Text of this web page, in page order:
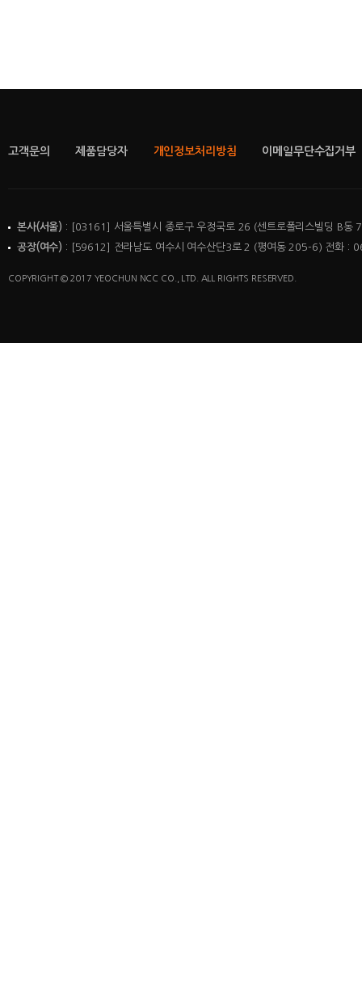
고객문의 제품담당자 개인정보처리방침 이메일무단수집거부
본사(서울) : [03161] 서울특별시 종로구 우정국로 26 (센트로폴리스빌딩 B
공장(여수) : [59612] 전라남도 여수시 여수산단3로 2 (평여동 205-6) 전화 :
COPYRIGHT © 2017 YEOCHUN NCC CO., LTD. ALL RIGHTS RESERVED.